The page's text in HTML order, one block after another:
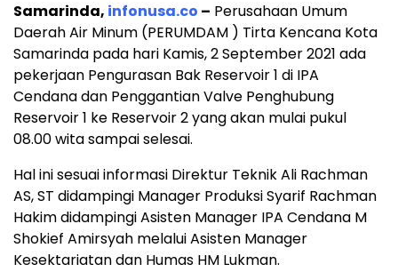
Samarinda, infonusa.co – Perusahaan Umum
Daerah Air Minum (PERUMDAM ) Tirta Kencana Kota
Samarinda pada hari Kamis, 2 September 2021 ada
pekerjaan Pengurasan Bak Reservoir 1 di IPA
Cendana dan Penggantian Valve Penghubung
Reservoir 1 ke Reservoir 2 yang akan mulai pukul
08.00 wita sampai selesai.
Hal ini sesuai informasi Direktur Teknik Ali Rachman
AS, ST didampingi Manager Produksi Syarif Rachman
Hakim didampingi Asisten Manager IPA Cendana M
Shokief Amirsyah melalui Asisten Manager
Kesektariatan dan Humas HM Lukman.